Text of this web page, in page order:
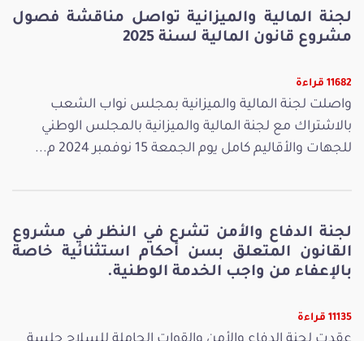
لجنة المالية والميزانية تواصل مناقشة فصول
مشروع قانون المالية لسنة 2025
11682 قراءة
واصلت لجنة المالية والميزانية بمجلس نواب الشعب
بالاشتراك مع لجنة المالية والميزانية بالمجلس الوطني
للجهات والأقاليم كامل يوم الجمعة 15 نوفمبر 2024 م...
لجنة الدفاع والأمن تشرع في النظر في مشروع
القانون المتعلق بسن أحكام استثنائية خاصة
بالإعفاء من واجب الخدمة الوطنية.
11135 قراءة